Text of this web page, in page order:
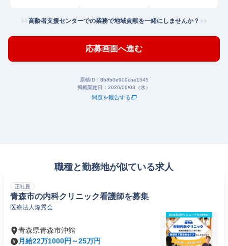
高齢者支援センターでの業務で地域貢献を一緒にしませんか？
応募画面へ進む
原稿ID： 8b8b0e909cbe1545
掲載開始日： 2026/06/03（水）
問題を報告する
職種と勤務地が似ている求人
正社員
青森市の内科クリニック看護師を募集
医療法人燦秀会
青森県青森市沖館
月給22万1000円～25万円